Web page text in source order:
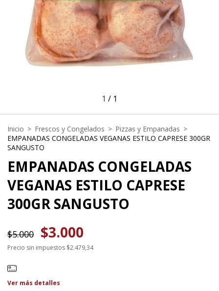
1 / 1
Inicio > Frescos y Congelados > Pizzas y Empanadas >
EMPANADAS CONGELADAS VEGANAS ESTILO CAPRESE 300GR
SANGUSTO
EMPANADAS CONGELADAS
VEGANAS ESTILO CAPRESE
300GR SANGUSTO
$5.000 $3.000
Precio sin impuestos $2.479,34
Ver más detalles